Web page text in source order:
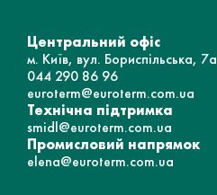
Центральний офіс
м. Київ, вул. Бориспільська, 7а
044 290 86 96
euroterm@euroterm.com.ua
Технічна підтримка
smidl@euroterm.com.ua
Промисловий напрямок
elena@euroterm.com.ua